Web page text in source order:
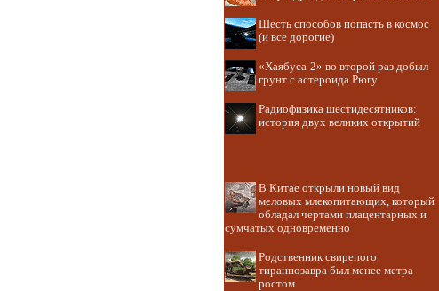
Шесть способов попасть в космос
(и все дорогие)
«Хаябуса-2» во второй раз добыл
грунт с астероида Рюгу
Радиофизика шестидесятников:
история двух великих открытий
В Китае открыли новый вид
меловых млекопитающих, который
обладал чертами плацентарных и
сумчатых одновременно
Родственник свирепого
тираннозавра был менее метра
ростом